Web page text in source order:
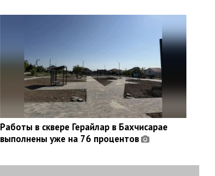
Работы в сквере Герайлар в Бахчисарае
выполнены уже на 76 процентов